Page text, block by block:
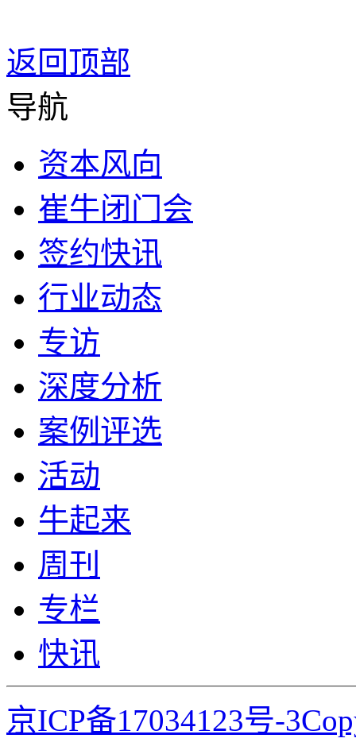
返回顶部
导航
资本风向
崔牛闭门会
签约快讯
行业动态
专访
深度分析
案例评选
活动
牛起来
周刊
专栏
快讯
京ICP备17034123号-